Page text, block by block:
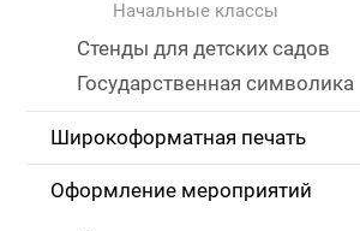
Начальные классы
Стенды для детских садов
Государственная символика
Широкоформатная печать
Оформление мероприятий